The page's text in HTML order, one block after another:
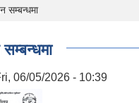
सम्बन्धमा
06/05/2026 - 10:39